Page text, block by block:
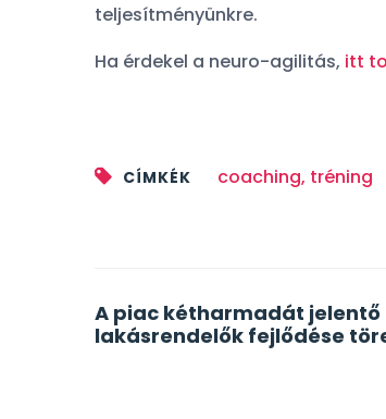
teljesítményünkre.
Ha érdekel a neuro-agilitás, itt
CÍMKÉK coaching, tréning
Post
navigation
A piac kétharmadát jelentő
lakásrendelők fejlődése